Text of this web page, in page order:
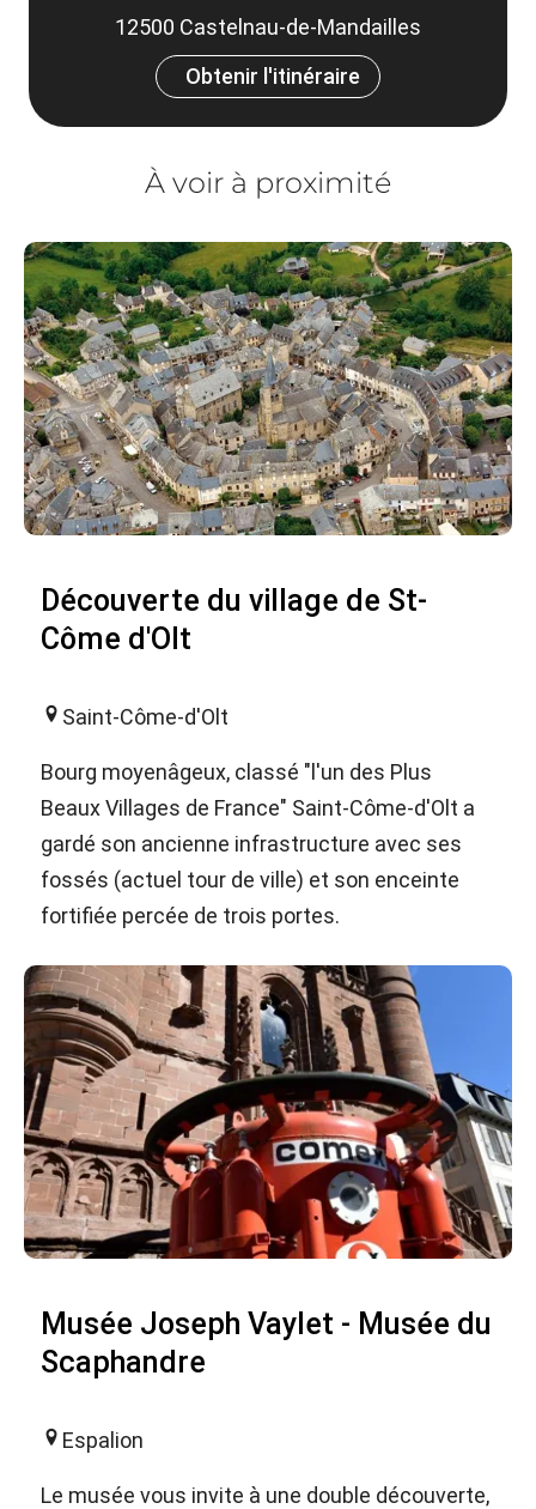
12500 Castelnau-de-Mandailles
Obtenir l'itinéraire
À voir à proximité
Découverte du village de St-
Côme d'Olt
Saint-Côme-d'Olt
Bourg moyenâgeux, classé "l'un des Plus
Beaux Villages de France" Saint-Côme-d'Olt a
gardé son ancienne infrastructure avec ses
fossés (actuel tour de ville) et son enceinte
fortifiée percée de trois portes.
Musée Joseph Vaylet - Musée du
Scaphandre
Espalion
Le musée vous invite à une double découverte,